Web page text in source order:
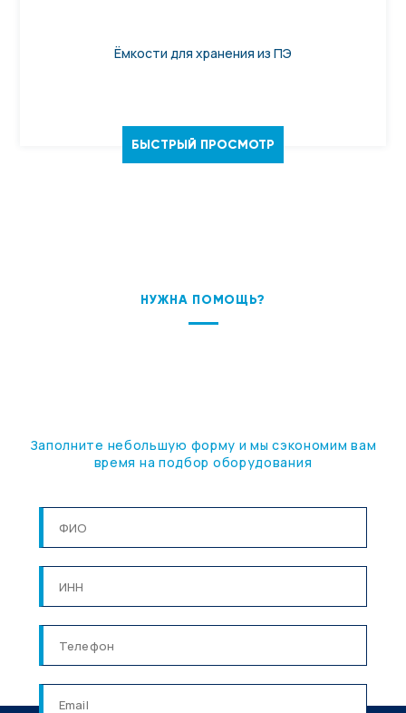
Ёмкости для хранения из ПЭ
БЫСТРЫЙ ПРОСМОТР
НУЖНА ПОМОЩЬ?
Заполните небольшую форму и мы сэкономим вам
время на подбор оборудования